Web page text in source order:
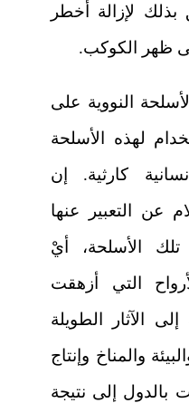
لإزالة أخطر
ظهر الكوكب.
النووية على
لهذه الأسلحة
كارثية. إن
عن التعبير عنها
الأسلحة، أيْ
التي أزهقت
إلى الآثار الطويلة
والمناخ وإنتاج
بالدول إلى نتيجة